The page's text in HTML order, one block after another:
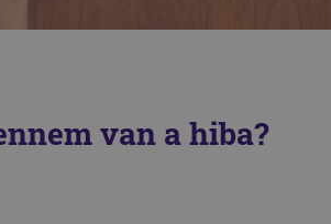
van a hiba?